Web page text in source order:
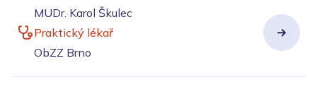
MUDr. Karol Škulec
Praktický lékař
ObZZ Brno